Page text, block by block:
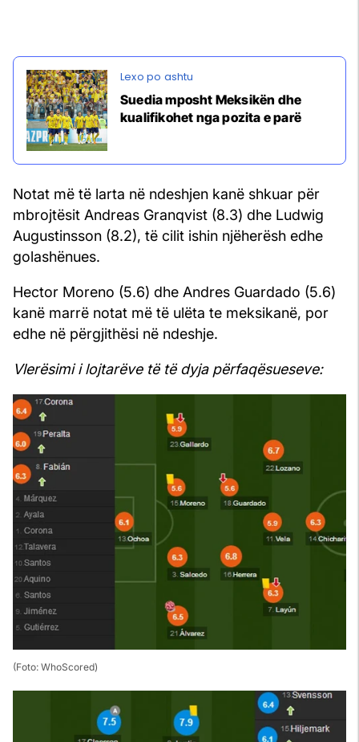
Suedia mposht Meksikën dhe
kualifikohet nga pozita e parë
Notat më të larta në ndeshjen kanë shkuar për
mbrojtësit Andreas Granqvist (8.3) dhe Ludwig
Augustinsson (8.2), të cilit ishin njëherësh edhe
golashënues.
Hector Moreno (5.6) dhe Andres Guardado (5.6)
kanë marrë notat më të ulëta te meksikanë, por
edhe në përgjithësi në ndeshje.
Vlerësimi i lojtarëve të të dyja përfaqësueseve:
(Foto: WhoScored)